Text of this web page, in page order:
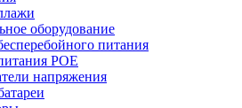
оборудование
питания
POE
напряжения